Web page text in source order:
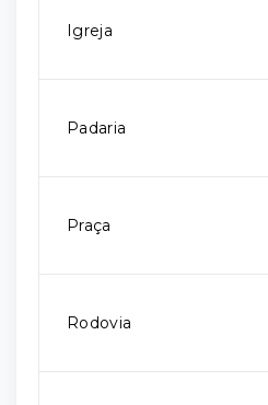
Igreja
Padaria
Praça
Rodovia